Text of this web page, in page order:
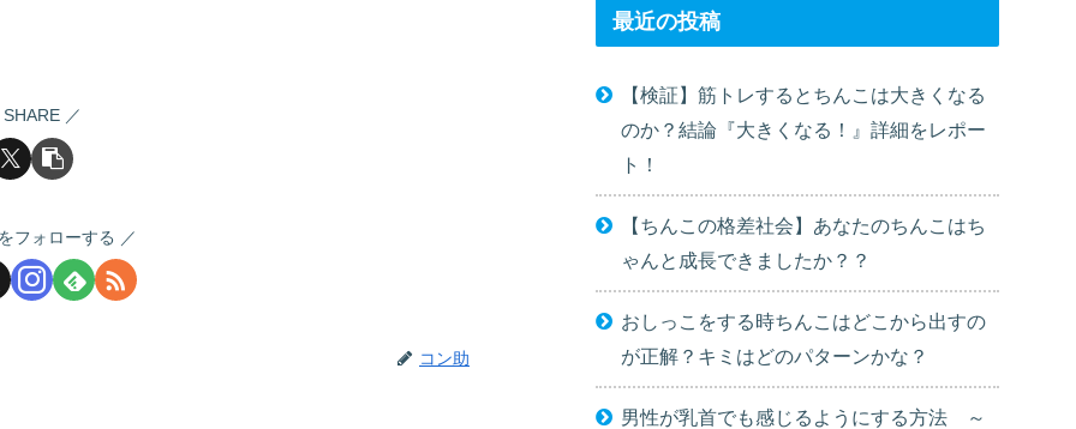
SHARE
フォローする
コン助
最近の投稿
【検証】筋トレするとちんこは大きくなる
のか？結論『大きくなる！』詳細をレポー
ト！
【ちんこの格差社会】あなたのちんこはち
ゃんと成長できましたか？？
おしっこをする時ちんこはどこから出すの
が正解？キミはどのパターンかな？
男性が乳首でも感じるようにする方法 ～